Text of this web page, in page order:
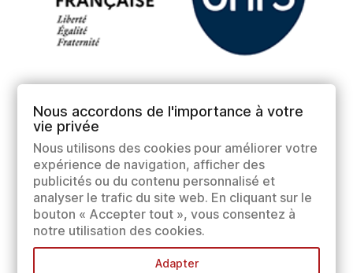
Nous accordons de l'importance à votre
vie privée
Nous utilisons des cookies pour améliorer votre
expérience de navigation, afficher des
publicités ou du contenu personnalisé et
analyser le trafic du site web. En cliquant sur le
bouton « Accepter tout », vous consentez à
notre utilisation des cookies.
Adapter